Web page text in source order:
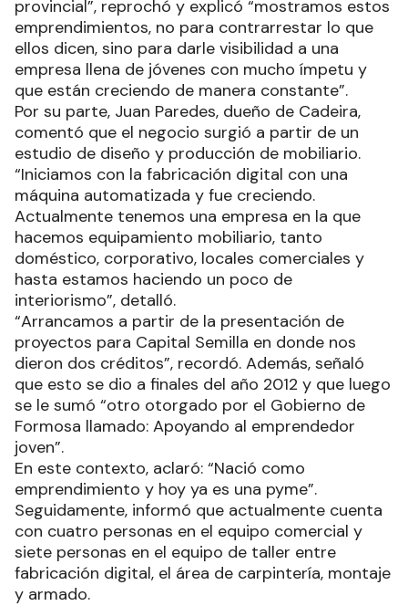
provincial”, reprochó y explicó “mostramos estos
emprendimientos, no para contrarrestar lo que
ellos dicen, sino para darle visibilidad a una
empresa llena de jóvenes con mucho ímpetu y
que están creciendo de manera constante”.
Por su parte, Juan Paredes, dueño de Cadeira,
comentó que el negocio surgió a partir de un
estudio de diseño y producción de mobiliario.
“Iniciamos con la fabricación digital con una
máquina automatizada y fue creciendo.
Actualmente tenemos una empresa en la que
hacemos equipamiento mobiliario, tanto
doméstico, corporativo, locales comerciales y
hasta estamos haciendo un poco de
interiorismo”, detalló.
“Arrancamos a partir de la presentación de
proyectos para Capital Semilla en donde nos
dieron dos créditos”, recordó. Además, señaló
que esto se dio a finales del año 2012 y que luego
se le sumó “otro otorgado por el Gobierno de
Formosa llamado: Apoyando al emprendedor
joven”.
En este contexto, aclaró: “Nació como
emprendimiento y hoy ya es una pyme”.
Seguidamente, informó que actualmente cuenta
con cuatro personas en el equipo comercial y
siete personas en el equipo de taller entre
fabricación digital, el área de carpintería, montaje
y armado.